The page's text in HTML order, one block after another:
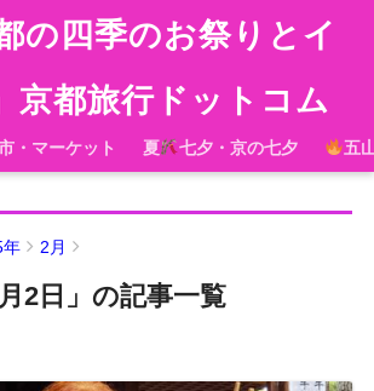
の四季のお祭りとイ
京都旅行ドットコム
・マーケット 夏 七夕・京の七夕 五
年 2月
月2日」の記事一覧